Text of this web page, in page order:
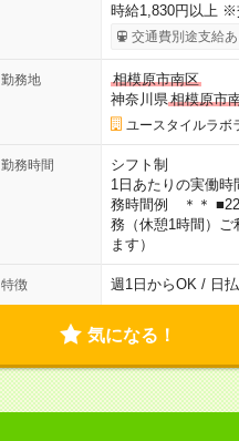
時給1,830円以上 ※
交通費別途支給あ
勤務地
相模原市南区
神奈川県相模原市
ユースタイルラボ
勤務時間
シフト制
1日あたりの実働
務時間例 ＊＊
務（休憩1時間）
ます）
特徴 週1日からOK / 日
気になる！